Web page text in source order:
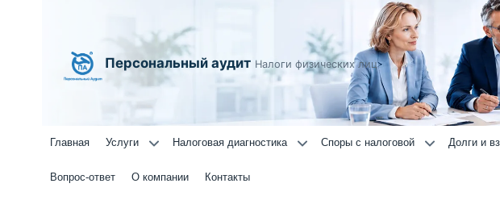
Персональный аудит Налоги физических лиц
Главная Услуги Налоговая диагностика Споры с налоговой Долги и
Вопрос-ответ О компании Контакты